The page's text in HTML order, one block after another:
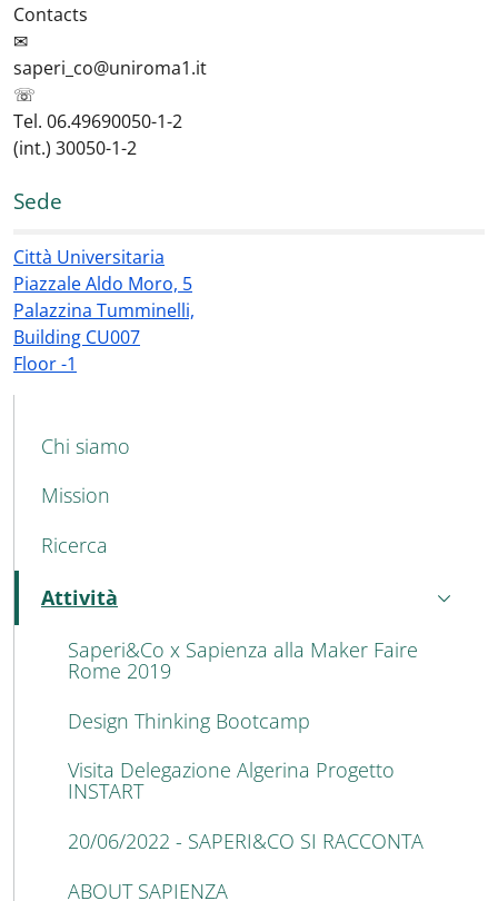
Contacts
✉
saperi_co@uniroma1.it
☏
Tel. 06.49690050-1-2
(int.) 30050-1-2
Sede
Città Universitaria
Piazzale Aldo Moro, 5
Palazzina Tumminelli,
Building CU007
Floor -1
MAIN NAVIGATION
Chi siamo
Mission
Ricerca
Attività
Attivo
Saperi&Co x Sapienza alla Maker Faire
Rome 2019
Design Thinking Bootcamp
Visita Delegazione Algerina Progetto
INSTART
20/06/2022 - SAPERI&CO SI RACCONTA
ABOUT SAPIENZA